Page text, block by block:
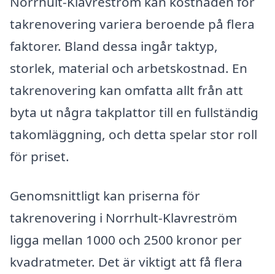
takrenovering variera beroende på flera
faktorer. Bland dessa ingår taktyp,
storlek, material och arbetskostnad. En
takrenovering kan omfatta allt från att
byta ut några takplattor till en fullständig
takomläggning, och detta spelar stor roll
för priset.
Genomsnittligt kan priserna för
takrenovering i Norrhult-Klavreström
ligga mellan 1000 och 2500 kronor per
kvadratmeter. Det är viktigt att få flera